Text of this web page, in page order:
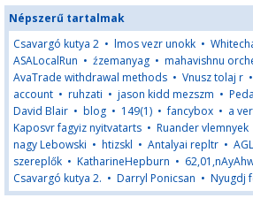
Népszerű tartalmak
Csavargó kutya 2 • lmos vezr unokk •
ASALocalRun • źzemanyag • mahavishnu
AvaTrade withdrawal methods • Vnusz tolaj r •
account • ruhzati • jason kidd mezszm •
David Blair • blog • 149(1) •fancybox • a
Kaposvr fagyiz nyitvatarts • Ruander vlemnyek
nagy Lebowski • htizskl • Antalyai repltr •
szereplők • KatharineHepburn •
Csavargó kutya 2. • Darryl Ponicsan • Nyugdj